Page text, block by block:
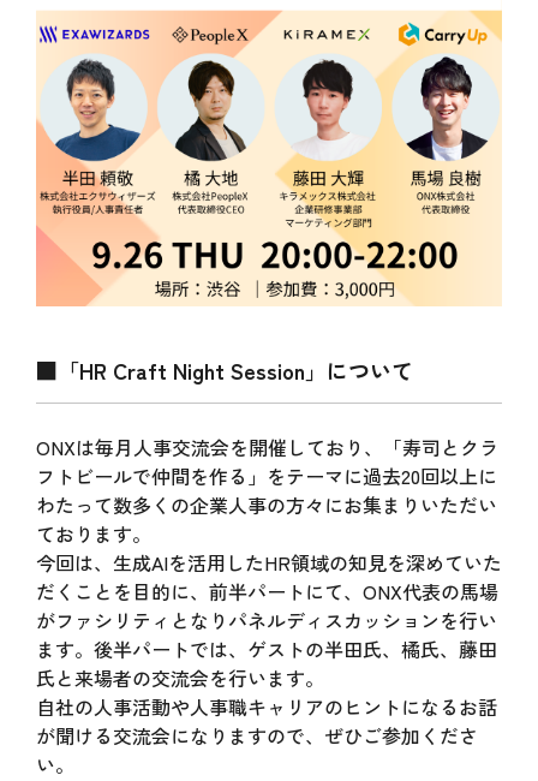
■「HR Craft Night Session」について
ONXは毎月人事交流会を開催しており、「寿司とクラ
フトビールで仲間を作る」をテーマに過去20回以上に
わたって数多くの企業人事の方々にお集まりいただい
ております。
今回は、生成AIを活用したHR領域の知見を深めていた
だくことを目的に、前半パートにて、ONX代表の馬場
がファシリティとなりパネルディスカッションを行い
ます。後半パートでは、ゲストの半田氏、橘氏、藤田
氏と来場者の交流会を行います。
自社の人事活動や人事職キャリアのヒントになるお話
が聞ける交流会になりますので、ぜひご参加くださ
い。